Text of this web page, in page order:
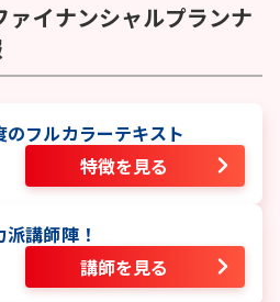
ァイナンシャルプランナ
フルカラーテキスト
特徴を見る
講師陣！
講師を見る